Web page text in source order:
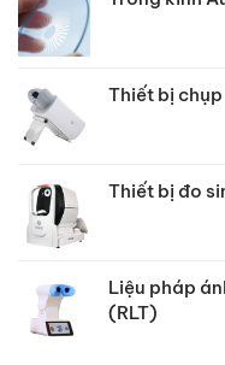
Thiết bị
Thiết bị đo
Liệu pháp
(RLT)